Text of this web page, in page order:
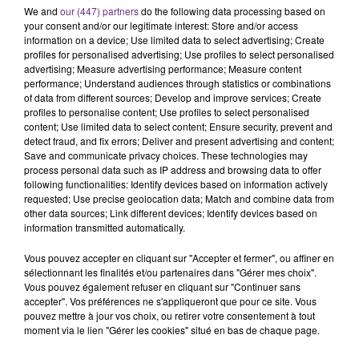
TITRES DIFFUSÉS
20h23
20h23 20h21
20h21
We and our (447) partnersdo the following data processing based on
your consent and/or our legitimate interest: Store and/or access
information on a device; Use limited data to select advertising; Create
profiles for personalised advertising; Use profiles to select personalised
advertising; Measure advertising performance; Measure content
performance; Understand audiences through statistics or combinations
of data from different sources; Develop and improve services; Create
profiles to personalise content; Use profiles to select personalised
content; Use limited data to select content; Ensure security, prevent and
detect fraud, and fix errors; Deliver and present advertising and content;
Save and communicate privacy choices. These technologies may
process personal data such as IP address and browsing data to offer
following functionalities: Identify devices based on information actively
requested; Use precise geolocation data; Match and combine data from
other data sources; Link different devices; Identify devices based on
information transmitted automatically.
Vous pouvez accepter en cliquant sur "Accepter et fermer", ou affiner en
sélectionnant les finalités et/ou partenaires dans "Gérer mes choix".
Vous pouvez également refuser en cliquant sur "Continuer sans
accepter". Vos préférences ne s'appliqueront que pour ce site. Vous
pouvez mettre à jour vos choix, ou retirer votre consentement à tout
moment via le lien "Gérer les cookies" situé en bas de chaque page.